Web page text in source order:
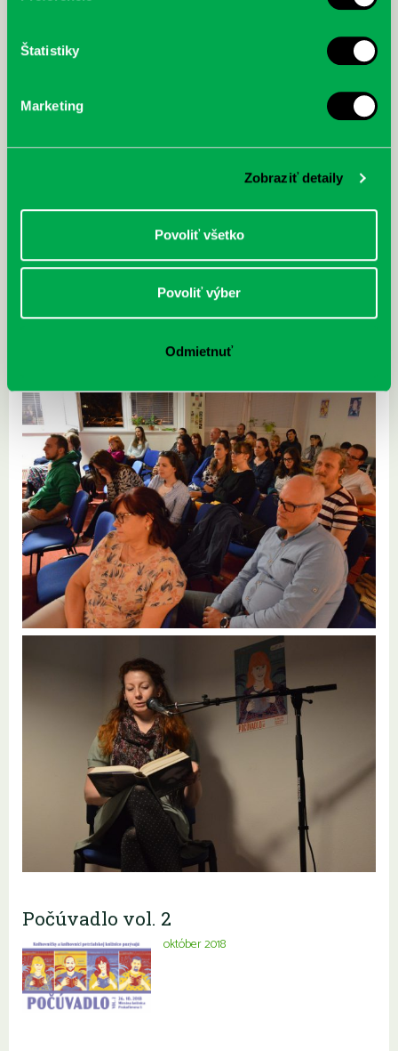
Štatistiky
Marketing
Zobraziť detaily
Povoliť všetko
Povoliť výber
Odmietnuť
Počúvadlo vol. 2
október 2018